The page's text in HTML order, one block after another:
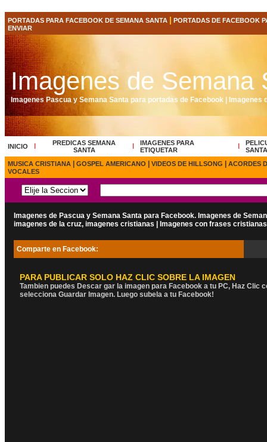
PORTADAS PARA FACEBOOK DE SEMANA SANTA | PORTADAS DE FACEBOOK
ENVIAR
Imagenes de Semana
Imagenes Pascua y Semana Santa para portadas de Facebook |
INICIO
PREDICAS SEMANA
SANTA
IMAGENES PARA
ETIQUETAR
SANTA
MUSICA CRISTIANA
GOSPEL AMERICANO VIDEOS DE HILLSONG
ACORDES
VOCALES
Imagenes de Pascua y Semana Santa para Facebook. Imagenes de
imagenes de la cruz, imagenes cristianas | Imagenes con frases
Comparte en Facebook:
PARA PUBLICAR SOLO HAZ CLIC SOBRE LA IMAGEN
Tambien puedes Descar gar la imagen para Facebook a tu PC, Haz Clic
selecciona Guardar Imagen. Luego subela a tu Facebook!